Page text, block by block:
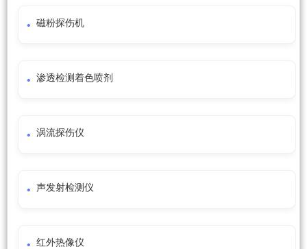
磁粉探伤机
渗透检测着色喷剂
涡流探伤仪
声发射检测仪
红外热像仪